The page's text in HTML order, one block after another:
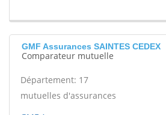
GMF Assurances SAINTES CEDEX
Comparateur mutuelle
Département: 17
mutuelles d'assurances